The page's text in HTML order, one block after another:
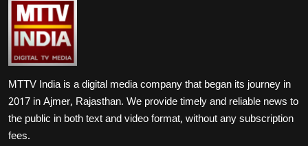
MTTV India is a digital media company that began its journey in
2017 in Ajmer, Rajasthan. We provide timely and reliable news to
the public in both text and video format, without any subscription
fees.